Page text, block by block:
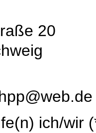
20
ich/wir